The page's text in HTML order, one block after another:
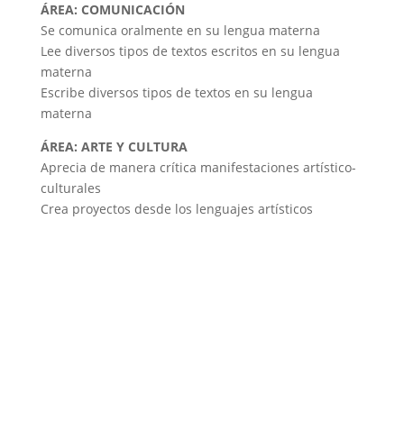
ÁREA: COMUNICACIÓN
Se comunica oralmente en su lengua materna
Lee diversos tipos de textos escritos en su lengua
materna
Escribe diversos tipos de textos en su lengua
materna
ÁREA: ARTE Y CULTURA
Aprecia de manera crítica manifestaciones artístico-
culturales
Crea proyectos desde los lenguajes artísticos